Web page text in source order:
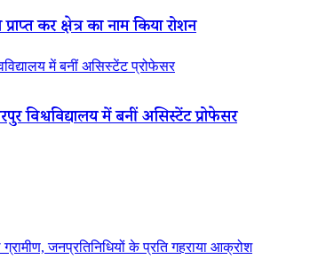
कर क्षेत्र का नाम किया रोशन
में बनीं असिस्टेंट प्रोफेसर
विश्वविद्यालय में बनीं असिस्टेंट प्रोफेसर
जनप्रतिनिधियों के प्रति गहराया आक्रोश